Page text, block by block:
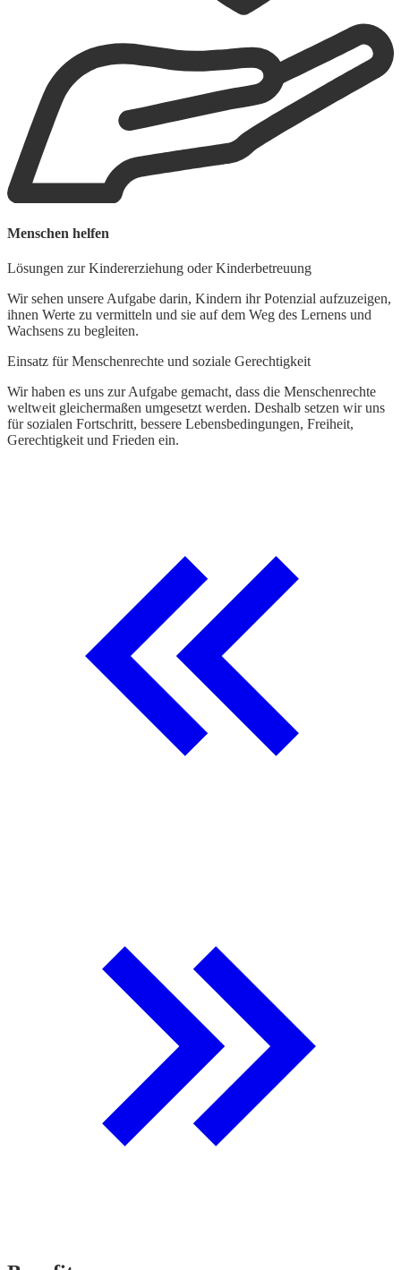
Menschen helfen
Lösungen zur Kindererziehung oder Kinderbetreuung
Wir sehen unsere Aufgabe darin, Kindern ihr Potenzial aufzuzeigen,
ihnen Werte zu vermitteln und sie auf dem Weg des Lernens und
Wachsens zu begleiten.
Einsatz für Menschenrechte und soziale Gerechtigkeit
Wir haben es uns zur Aufgabe gemacht, dass die Menschenrechte
weltweit gleichermaßen umgesetzt werden. Deshalb setzen wir uns
für sozialen Fortschritt, bessere Lebensbedingungen, Freiheit,
Gerechtigkeit und Frieden ein.